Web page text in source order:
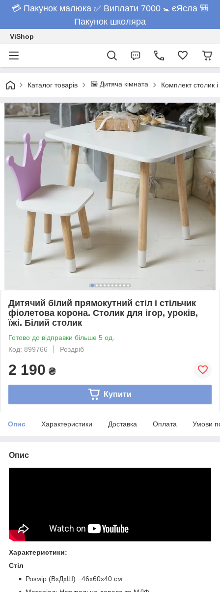
💳 Пакунок малюка ✅ Виплати 7000 🚼 єЯсла 🎒
Пакунок школяра
ViShop
Каталог товарів 🖼️ Дитяча кімната Комплект столик і
Дитячий білий прямокутний стіл і стільчик
фіолетова корона. Столик для ігор, уроків,
їжі. Білий столик
Готово до відправки більше 5 од.
Код: 899766
Роздріб
2 190 ₴
Купити
Опис Характеристики Доставка Оплата Умови
Опис
Характеристики:
Стіл
Розмір (ВхДхШ): 46х60х40 см